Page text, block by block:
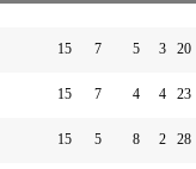
15 7 5 3 20
15 7 4 4 23
15 5 8 2 28